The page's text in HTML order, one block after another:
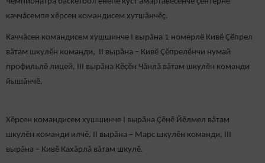
каччăсемпе хӗрсен командисем хутшӑнчӗҫ.
Каччăсен командисем хушшинче I вырăна 1 номерлӗ Кивӗ Çӗпрел
вăтам шкулӗн команди, II вырӑна – Кивӗ Çӗпрелӗнчи нумай
профильлӗ лицей, III вырӑна Кӗçӗн Чăнлă вăтам шкулӗн команди
йышӑнчӗ.
Хӗрсен командисем хушшинче I вырăна Çӗнӗ Йӗлмел вăтам
шкулӗн команди илчӗ, II вырӑна – Марс шкулӗн команди, III
вырӑна – Кивӗ Кахăрлă вăтам шкулӗ.